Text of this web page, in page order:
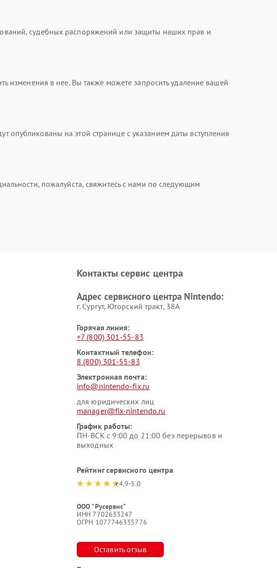
судебных распоряжений или защиты наших прав и
изменения в нее. Вы также можете запросить удаление вашей
на этой странице с указанием даты вступления
пожалуйста, свяжитесь с нами по следующим
Контакты сервис центра
Адрес сервисного центра Nintendo:
г. Сургут, Югорский тракт, 38А
Горячая линия:
+7 (800) 301-55-83
Контактный телефон:
8 (800) 301-55-83
Электронная почта:
info@nintendo-fix.ru
для юридических лиц
manager@fix-nintendo.ru
График работы:
ПН-ВСК с 9:00 до 21:00 без перерывов и
выходных
Рейтинг сервисного центра
4.9-5.0
ООО "Русервис"
ИНН 7702633247
ОГРН 1077746335776
Оставить отзыв